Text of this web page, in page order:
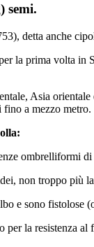
semi.
detta anche
la prima volta
Asia
a mezzo metro.
ombrelliformi
non troppo più
e sono
per la resistenza